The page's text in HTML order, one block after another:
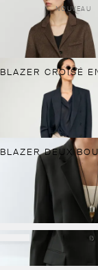
NOUVEAU